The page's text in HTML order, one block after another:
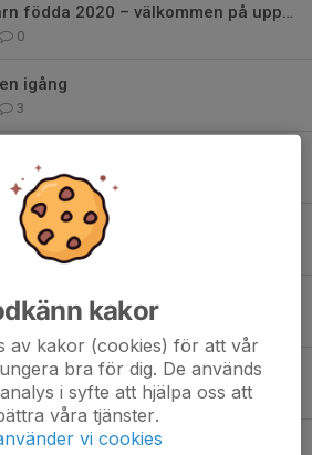
Nya lag för barn födda 2020 – välkommen på uppstart!
0
igång
3
4
boll och lek för barn födda 2020.
0
0
1
för nybörjare
kakor
av kakor (cookies) för att vår
bra för dig. De används
i syfte att hjälpa oss att
våra tjänster.
vi cookies